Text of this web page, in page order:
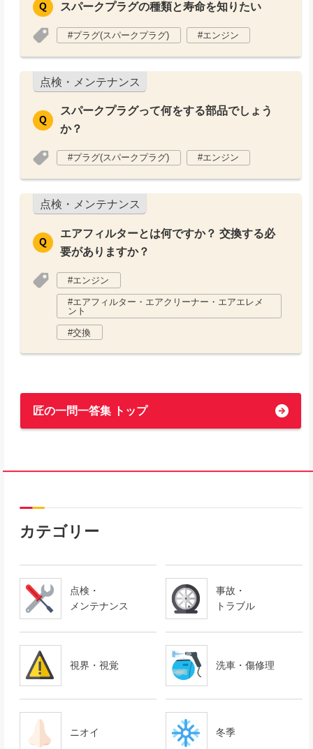
スパークプラグの種類と寿命を知りたい
プラグ(スパークプラグ) エンジン
点検・メンテナンス
スパークプラグって何をする部品でしょう
か？
プラグ(スパークプラグ) エンジン
点検・メンテナンス
エアフィルターとは何ですか？ 交換する必
要がありますか？
エンジン
エアフィルター・エアクリーナー・エアエレメ
ント
交換
匠の一問一答集 トップ
カテゴリー
点検・
メンテナンス
事故・
トラブル
視界・視覚 洗車・傷修理
ニオイ 冬季